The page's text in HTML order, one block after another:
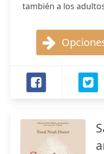
también a los